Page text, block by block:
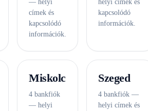
— helyi
címek és
kapcsolódó
információk.
helyi címek és
kapcsolódó
információk.
Miskolc
4 bankfiók
— helyi
Szeged
4 bankfiók —
helyi címek és